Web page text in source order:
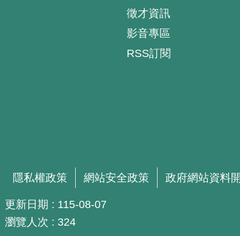
徵才資訊
影音專區
RSS訂閱
隱私權政策 網站安全政策 政府網站資料
更新日期
115-08-07
瀏覽人次
324